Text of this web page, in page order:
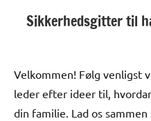
Sikkerhedsgitter til
Velkommen! Følg venligst
leder efter ideer til,
din familie. Lad os